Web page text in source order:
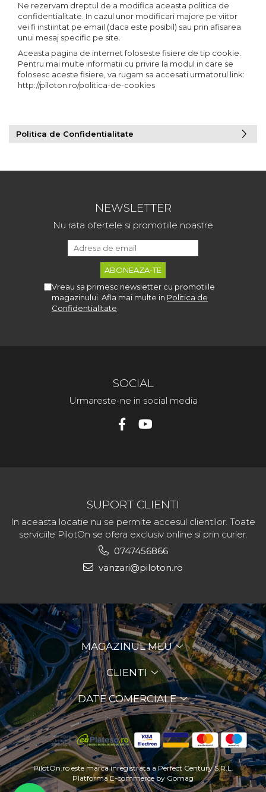
Ne rezervam dreptul de a modifica aceasta politica de
confidentialitate. In cazul unor modificari majore pe viitor
vei fi instiintat pe email (daca este posibil) sau prin afisarea
unui mesaj specific pe site.
Aceasta pagina de internet foloseste fisiere de tip cookie.
Pentru mai multe informatii cu privire la modul in care se
folosesc aceste fisiere, va rugam sa accesati urmatorul link:
http://piloton.ro/politica-de-cookies
Politica de Confidentialitate
NEWSLETTER
Nu rata ofertele si promotiile noastre
Vreau sa primesc newsletter cu promotiile
magazinului. Afla mai multe in Politica de
Confidentialitate
SOCIAL
Urmareste-ne in social media
SUPORT CLIENTI
In aceasta locatie nu se permite accesul clientilor. Toate
serviciile PilotOn se ofera exclusiv online si prin curier.
0747456866
vanzari@piloton.ro
MAGAZINUL MEU
CLIENTI
DATE COMERCIALE
PilotOn.ro este marca inregistrata a Perfect Century S.R.L.
Platforma E-commerce by Gomag